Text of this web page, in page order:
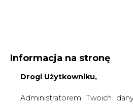
Administratorem Twoich
Bobrowieckiej 3, 00-728
W ramach odwiedzania